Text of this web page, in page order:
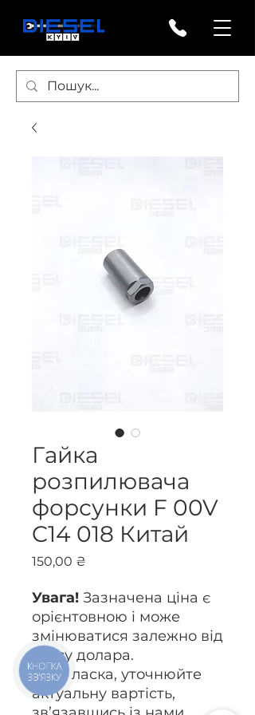
Гайка
розпилювача
форсунки F 00V
C14 018 Китай
150,00 ₴
Увага! Зазначена ціна є
орієнтовною і може
змінюватися залежно від
курсу долара.
Будь ласка, уточнюйте
актуальну вартість,
КНОПКА
ЗВ'ЯЗКУ